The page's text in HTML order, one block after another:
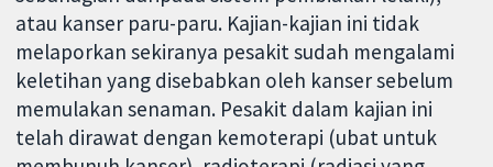
atau kanser paru-paru. Kajian-kajian ini tidak
melaporkan sekiranya pesakit sudah mengalami
keletihan yang disebabkan oleh kanser sebelum
memulakan senaman. Pesakit dalam kajian ini
telah dirawat dengan kemoterapi (ubat untuk